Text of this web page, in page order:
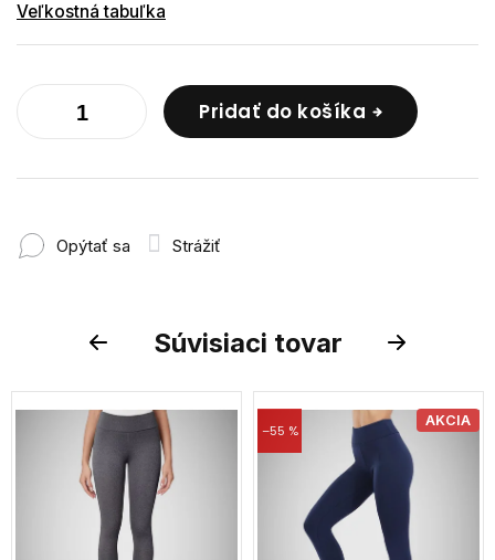
Veľkostná tabuľka
Pridať do košíka
Opýtať sa Strážiť
Súvisiaci tovar
Previous
–55 %
Next